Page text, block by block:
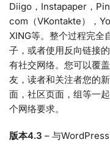
Diigo，Instapaper，
com（VKontakte），
XING等。整个过程完全
子，或者使用反向链接
有社交网络。您可以覆
友，读者和关注者您的
面，社区页面，组等一
个网络要求。
版本4.3 – 与